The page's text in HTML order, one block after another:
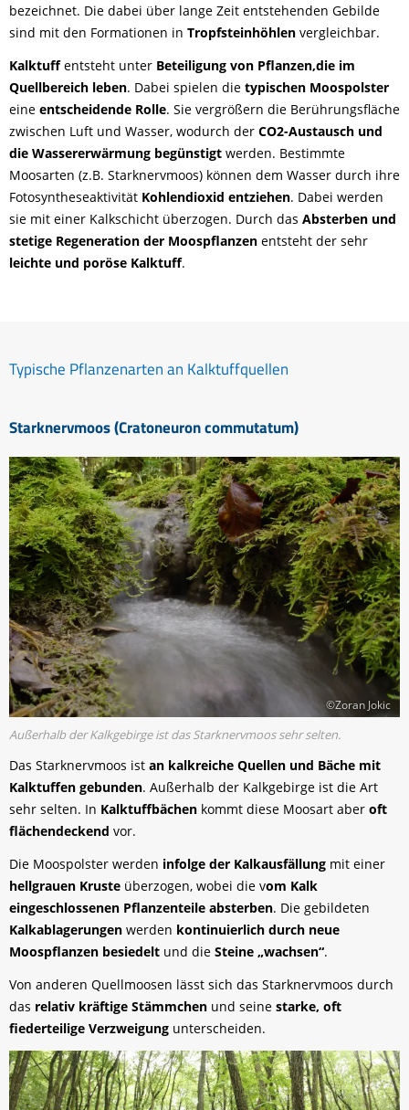
bezeichnet. Die dabei über lange Zeit entstehenden Gebilde
sind mit den Formationen in Tropfsteinhöhlen vergleichbar.
Kalktuffentsteht unter Beteiligung von Pflanzen,die im
Quellbereich leben. Dabei spielen die typischen Moospolster
eine entscheidende Rolle. Sie vergrößern die Berührungsfläche
zwischen Luft und Wasser, wodurch der CO2-Austausch und
die Wassererwärmung begünstigt werden. Bestimmte
Moosarten (z.B. Starknervmoos) können dem Wasser durch ihre
Fotosyntheseaktivität Kohlendioxid entziehen. Dabei werden
sie mit einer Kalkschicht überzogen. Durch das Absterben und
stetige Regeneration der Moospflanzen entsteht der sehr
leichte und poröse Kalktuff.
Typische Pflanzenarten an Kalktuffquellen
Starknervmoos (Cratoneuron commutatum)
©Zoran Jokic
Außerhalb der Kalkgebirge ist das Starknervmoos sehr selten.
Das Starknervmoos ist an kalkreiche Quellen und Bäche mit
Kalktuffen gebunden. Außerhalb der Kalkgebirge ist die Art
sehr selten. In Kalktuffbächen kommt diese Moosart aber oft
flächendeckend vor.
Die Moospolster werden infolge der Kalkausfällung mit einer
hellgrauen Kruste überzogen, wobei die vom Kalk
eingeschlossenen Pflanzenteile absterben. Die gebildeten
Kalkablagerungen werden kontinuierlich durch neue
Moospflanzen besiedelt und die Steine „wachsen“.
Von anderen Quellmoosen lässt sich das Starknervmoos durch
das relativ kräftige Stämmchen und seine starke, oft
fiederteilige Verzweigung unterscheiden.